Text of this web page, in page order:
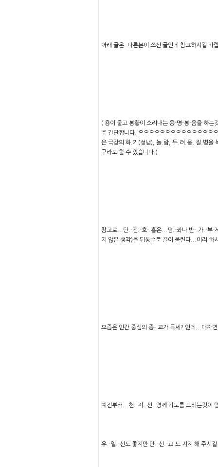
아래 글은. 다른분이 쓰신 글인데 참고하시길 바
( 용이 울고 봉황이 소리내는 용-명-봉-음을 하
주 간단합니다. 으으으으으으으으으으으으으으
은 극강의 화.기(성냄), 놀.람, 두.려.움, 질.병을
구라도 할 수 있습니다.)
참고로...단.-전.-호-.흡은...평.-좌나 반-.가.-부-
지 않은 생각)을 뒤통수로 끌어 올린다...이리 하
요즘은 인간 중심의 종-.교가 득세? 인데...대자
예전부터...천.-지.-신.-명께 기도를 드리는것이
유.-일.-신도 좋지만 만.-신.-교.도 지지 해 주시